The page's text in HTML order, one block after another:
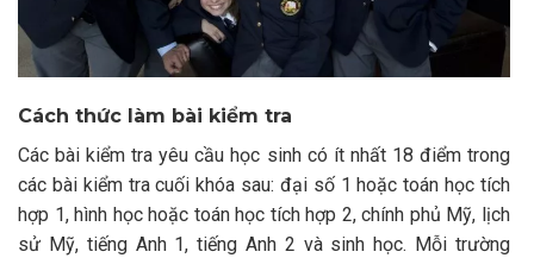
Cách thức làm bài kiểm tra
Các bài kiểm tra yêu cầu học sinh có ít nhất 18 điểm trong
các bài kiểm tra cuối khóa sau: đại số 1 hoặc toán học tích
hợp 1, hình học hoặc toán học tích hợp 2, chính phủ Mỹ, lịch
sử Mỹ, tiếng Anh 1, tiếng Anh 2 và sinh học. Mỗi trường